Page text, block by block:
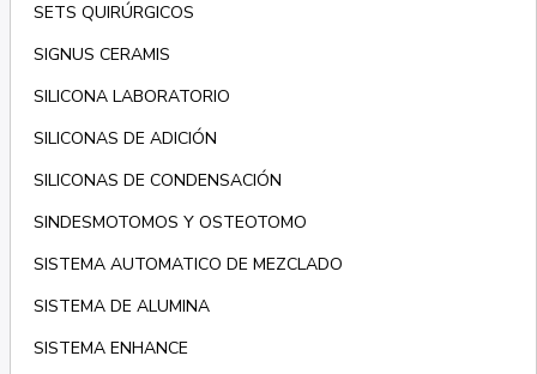
SETS QUIRÚRGICOS
SIGNUS CERAMIS
SILICONA LABORATORIO
SILICONAS DE ADICIÓN
SILICONAS DE CONDENSACIÓN
SINDESMOTOMOS Y OSTEOTOMO
SISTEMA AUTOMATICO DE MEZCLADO
SISTEMA DE ALUMINA
SISTEMA ENHANCE